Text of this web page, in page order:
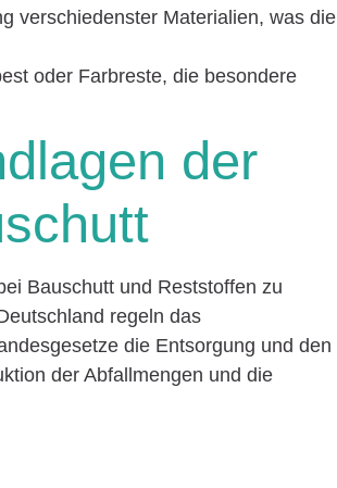
verschiedenster Materialien, was die
oder Farbreste, die besondere
der
Bauschutt und Reststoffen zu
regeln das
die Entsorgung und den
der Abfallmengen und die